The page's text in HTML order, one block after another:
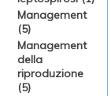
Management
(5)
Management
della
riproduzione
(5)